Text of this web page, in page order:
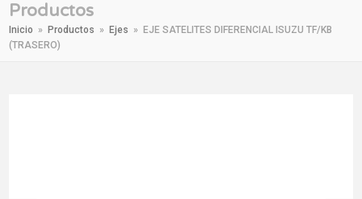
Productos
Inicio » Productos » Ejes »
EJE SATELITES DIFERENCIAL ISUZU TF/KB
(TRASERO)